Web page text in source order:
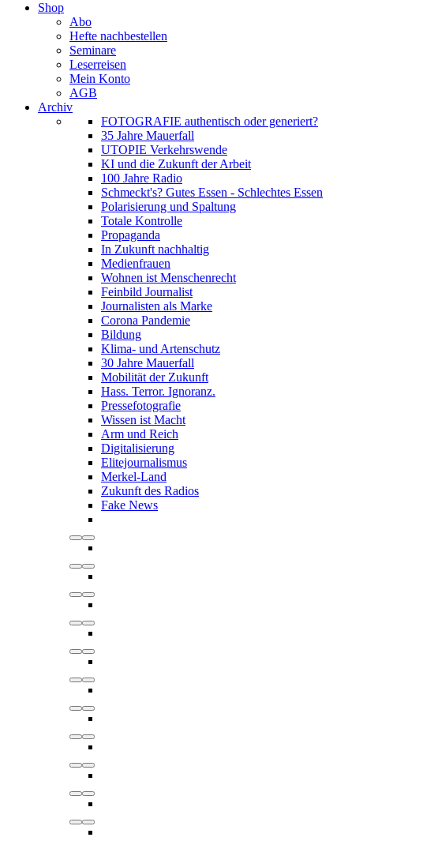
Shop
Abo
Hefte nachbestellen
Seminare
Leserreisen
Mein Konto
AGB
Archiv
FOTOGRAFIE authentisch oder generiert?
35 Jahre Mauerfall
UTOPIE Verkehrswende
KI und die Zukunft der Arbeit
100 Jahre Radio
Schmeckt's? Gutes Essen - Schlechtes Essen
Polarisierung und Spaltung
Totale Kontrolle
Propaganda
In Zukunft nachhaltig
Medienfrauen
Wohnen ist Menschenrecht
Feinbild Journalist
Journalisten als Marke
Corona Pandemie
Bildung
Klima- und Artenschutz
30 Jahre Mauerfall
Mobilität der Zukunft
Hass. Terror. Ignoranz.
Pressefotografie
Wissen ist Macht
Arm und Reich
Digitalisierung
Elitejournalismus
Merkel-Land
Zukunft des Radios
Fake News